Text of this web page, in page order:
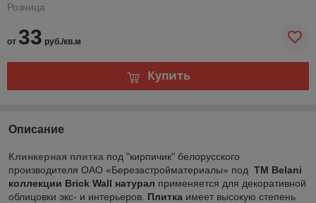
Розница
от 33 руб./кв.м
Купить
Описание
Клинкерная плитка под "кирпичик" белорусского
производителя ОАО «Березастройматериалы» под ТМ Belani
коллекции Brick Wall натурал применяется для декоративной
облицовки экс- и интерьеров. Плитка имеет высокую степень